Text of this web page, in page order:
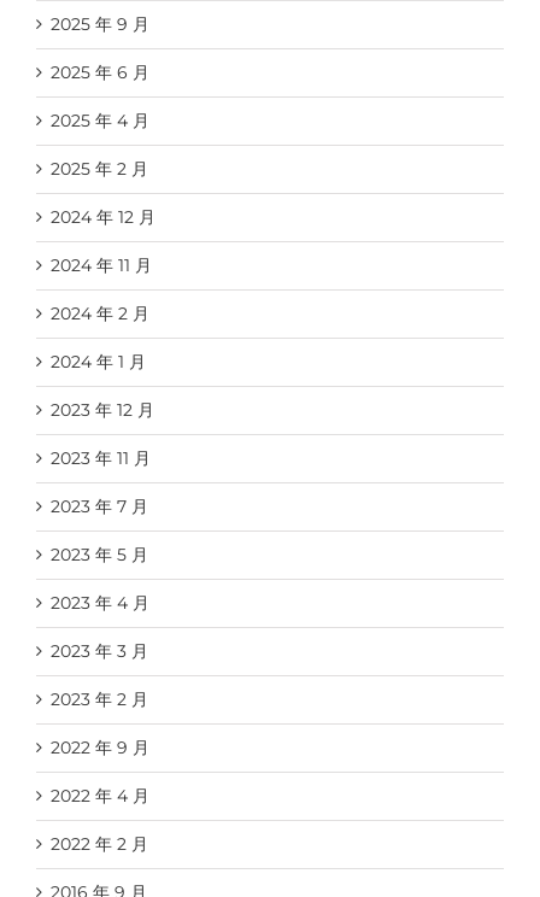
2025 年 9 月
2025 年 6 月
2025 年 4 月
2025 年 2 月
2024 年 12 月
2024 年 11 月
2024 年 2 月
2024 年 1 月
2023 年 12 月
2023 年 11 月
2023 年 7 月
2023 年 5 月
2023 年 4 月
2023 年 3 月
2023 年 2 月
2022 年 9 月
2022 年 4 月
2022 年 2 月
2016 年 9 月